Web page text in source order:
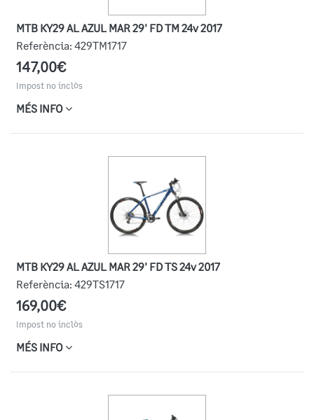
MTB KY29 AL AZUL MAR 29' FD TM 24v 2017
Referència: 429TM1717
147,00€
Impost no inclòs
MÉS INFO
MTB KY29 AL AZUL MAR 29' FD TS 24v 2017
Referència: 429TS1717
169,00€
Impost no inclòs
MÉS INFO